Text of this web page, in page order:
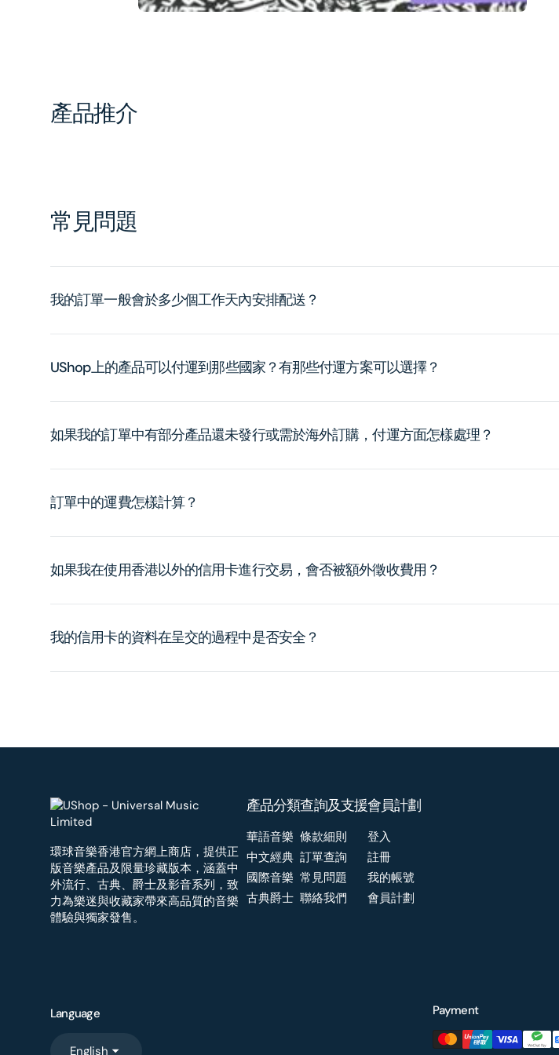
產品推介
常見問題
我的訂單一般會於多少個工作天內安排配送？
UShop上的產品可以付運到那些國家？有那些付運方案可以選擇？
如果我的訂單中有部分產品還未發行或需於海外訂購，付運方面怎樣處理？
訂單中的運費怎樣計算？
如果我在使用香港以外的信用卡進行交易，會否被額外徵收費用？
我的信用卡的資料在呈交的過程中是否安全？
環球音樂香港官方網上商店，提供正
版音樂產品及限量珍藏版本，涵蓋中
外流行、古典、爵士及影音系列，致
力為樂迷與收藏家帶來高品質的音樂
體驗與獨家發售。
產品分類
華語音樂
中文經典
國際音樂
古典爵士
查詢及支援
條款細則
訂單查詢
常見問題
聯絡我們
會員計劃
登入
註冊
我的帳號
會員計劃
Language
English
Payment